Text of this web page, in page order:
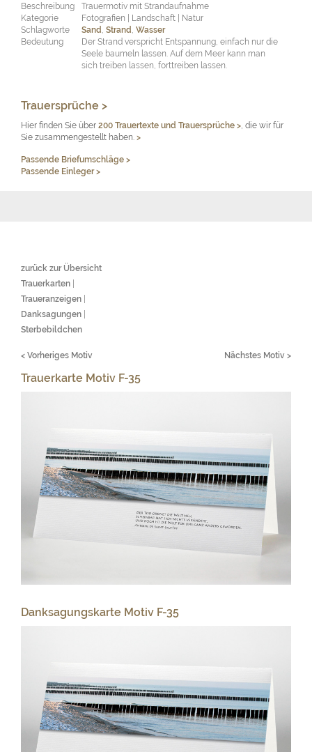
Beschreibung
Trauermotiv mit Strandaufnahme
Kategorie
Fotografien | Landschaft | Natur
Schlagworte
Sand, Strand, Wasser
Bedeutung
Der Strand verspricht Entspannung, einfach nur die
Seele baumeln lassen. Auf dem Meer kann man
sich treiben lassen, forttreiben lassen.
Trauersprüche >
Hier finden Sie über 200 Trauertexte und Trauersprüche >, die wir für
Sie zusammengestellt haben. >
Passende Briefumschläge >
Passende Einleger >
zurück zur Übersicht
Trauerkarten
Traueranzeigen
Danksagungen
Sterbebildchen
< Vorheriges Motiv Nächstes Motiv >
Trauerkarte Motiv F-35
Danksagungskarte Motiv F-35